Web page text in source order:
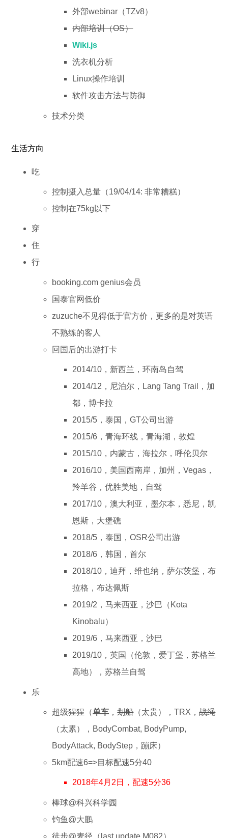
外部webinar（TZv8）
内部培训（OS）
Wiki.js
洗衣机分析
Linux操作培训
软件攻击方法与防御
技术分类
生活方向
吃
控制摄入总量（19/04/14: 非常糟糕）
控制在75kg以下
穿
住
行
booking.com genius会员
国泰官网低价
zuzuche不见得低于官方价，更多的是对英语
不熟练的客人
回国后的出游打卡
2014/10，新西兰，环南岛自驾
2014/12，尼泊尔，Lang Tang Trail，加
都，博卡拉
2015/5，泰国，GT公司出游
2015/6，青海环线，青海湖，敦煌
2015/10，内蒙古，海拉尔，呼伦贝尔
2016/10，美国西南岸，加州，Vegas，
羚羊谷，优胜美地，自驾
2017/10，澳大利亚，墨尔本，悉尼，凯
恩斯，大堡礁
2018/5，泰国，OSR公司出游
2018/6，韩国，首尔
2018/10，迪拜，维也纳，萨尔茨堡，布
拉格，布达佩斯
2019/2，马来西亚，沙巴（Kota
Kinobalu）
2019/6，马来西亚，沙巴
2019/10，英国（伦敦，爱丁堡，苏格兰
高地），苏格兰自驾
乐
超级猩猩（单车 ，划船（太贵），TRX，战绳
（太累），BodyCombat, BodyPump,
BodyAttack, BodyStep，蹦床）
5km配速6=>目标配速5分40
2018年4月2日，配速5分36
棒球@科兴科学园
钓鱼@大鹏
徒步@麦径（last update M082）